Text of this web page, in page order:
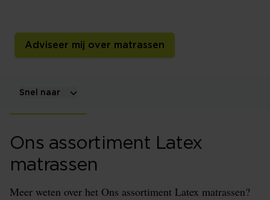
Adviseer mij over matrassen
Snel naar
Ons assortiment Latex
matrassen
Meer weten over het Ons assortiment Latex matrassen?